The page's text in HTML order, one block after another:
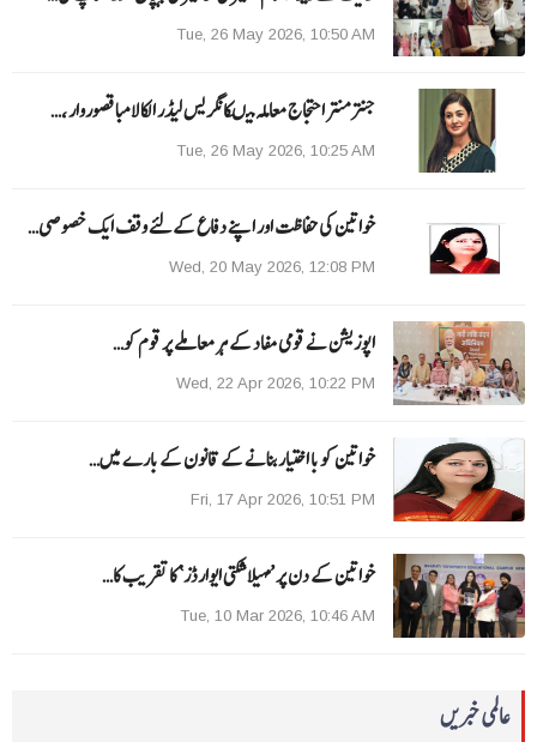
Tue, 26 May 2026, 10:50 AM
جنتر منتر احتجاج معاملہ میںکانگریس لیڈر الکا لامبا قصوروار ،…
Tue, 26 May 2026, 10:25 AM
خواتین کی حفاظت اور اپنے دفاع کےلئے وقف ایک خصوصی…
Wed, 20 May 2026, 12:08 PM
اپوزیشن نے قومی مفاد کے ہر معاملے پر قوم کو…
Wed, 22 Apr 2026, 10:22 PM
خواتین کو با اختیار بنانے کے قانون کے بارے میں…
Fri, 17 Apr 2026, 10:51 PM
خواتین کے دن پر ’مہیلا شکتی ایوارڈز‘ کا تقریب کا…
Tue, 10 Mar 2026, 10:46 AM
عالمی خبریں